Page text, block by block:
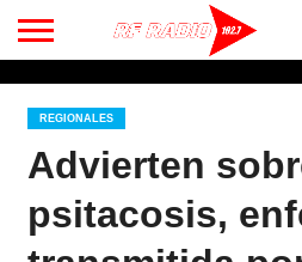
CONTACTO
BIENVENIDOS
A RF 102.7 FM
REGIONALES
Advierten
psitacosis,